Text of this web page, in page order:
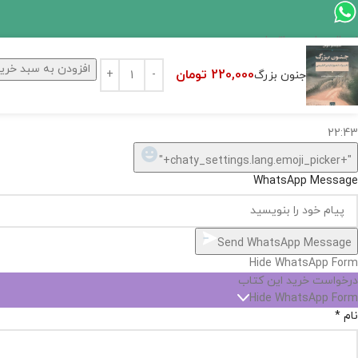
جنون بزرگ220,000 تومان افزودن به سبد
ارسال پیام در واتساپ
کارشناس فروش
سلام, چطور میتونم کمکتون کنم؟
22:43
"+chaty_settings.lang.emoji_picker+"
WhatsApp Message
Send WhatsApp Message
Hide WhatsApp Form
درخواست خرید این کتاب
Hide WhatsApp Form
نام *